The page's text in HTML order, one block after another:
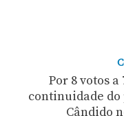
Por 8 votos
continuidade
Cândido